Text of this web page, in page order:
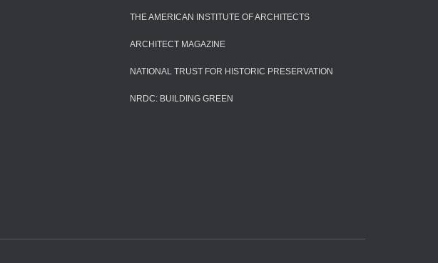
THE AMERICAN INSTITUTE OF ARCHITECTS
ARCHITECT MAGAZINE
NATIONAL TRUST FOR HISTORIC PRESERVATION
NRDC: BUILDING GREEN